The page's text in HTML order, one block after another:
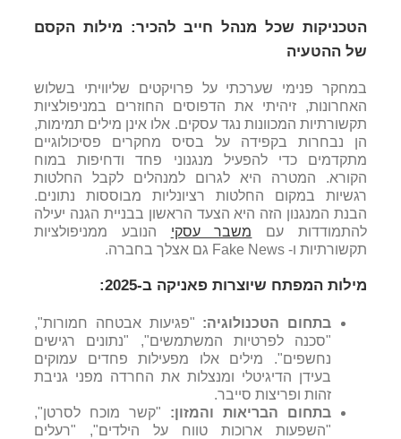
הטכניקות שכל מנהל חייב להכיר: מילות הקסם
של ההטעיה
במחקר פנימי שערכתי על פרויקטים שליוויתי בשלוש
האחרונות, זיהיתי את הדפוסים החוזרים במניפולציות
תקשורתיות המכוונות נגד עסקים. אלו אינן מילים תמימות,
הן נבחרות בקפידה על בסיס מחקרים פסיכולוגיים
מתקדמים כדי להפעיל מנגנוני פחד ודחיפות במוח
הקורא. המטרה היא לגרום למנהלים לקבל החלטות
רגשיות במקום החלטות רציונליות מבוססות נתונים.
הבנת המנגנון הזה היא הצעד הראשון בבניית הגנה יעילה
להתמודדות עם משבר עסקי הנובע ממניפולציות
תקשורתיות ו- Fake News גם אצלך בחברה.
מילות המפתח שיוצרות פאניקה ב-2025:
בתחום הטכנולוגיה: "פגיעות אבטחה חמורות",
"סכנה לפרטיות המשתמשים", "נתונים רגישים
נחשפים". מילים אלו מפעילות פחדים עמוקים
בעידן הדיגיטלי ומנצלות את החרדה מפני גניבת
זהות ופריצות סייבר.
בתחום הבריאות והמזון: "קשר מוכח לסרטן",
"השפעות ארוכות טווח על הילדים", "רעלים